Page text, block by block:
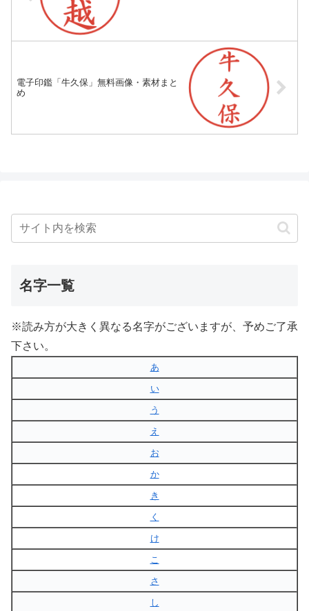
電子印鑑「牛久保」無料画像・素材まと
め
名字一覧
※読み方が大きく異なる名字がございますが、予めご了承
下さい。
あ
い
う
え
お
か
き
く
け
こ
さ
し